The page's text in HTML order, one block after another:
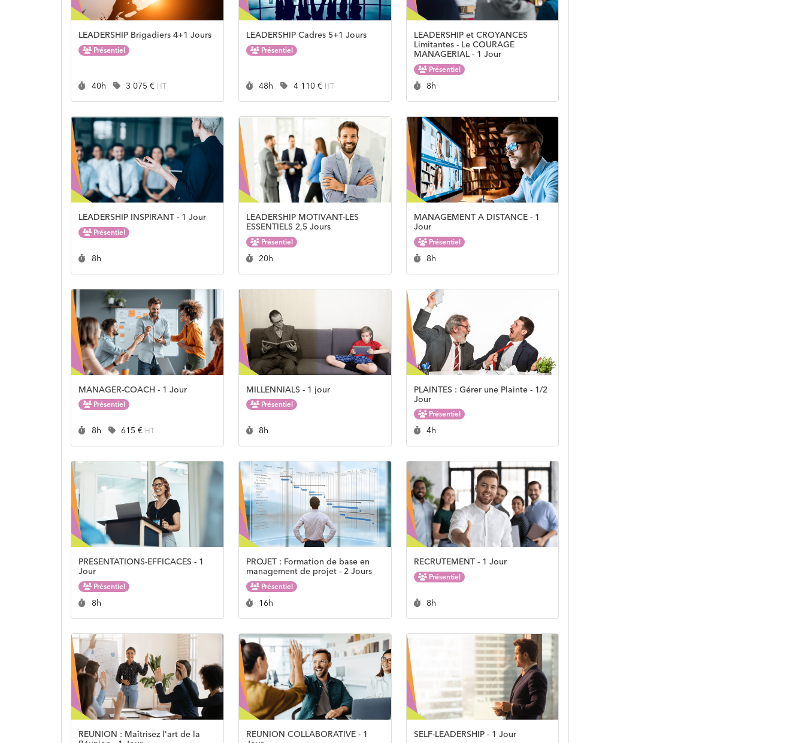
LEADERSHIP Brigadiers 4+1 Jours
Présentiel
Durée :
40h Prix :
3 075 € HT
LEADERSHIP Cadres 5+1 Jours
Présentiel
Durée :
48h Prix :
4 110 € HT
LEADERSHIP et CROYANCES
Limitantes - Le COURAGE
MANAGERIAL - 1 Jour
Présentiel
Durée :
8h
LEADERSHIP INSPIRANT - 1 Jour
Présentiel
Durée :
8h
LEADERSHIP MOTIVANT-LES
ESSENTIELS 2,5 Jours
Présentiel
Durée :
20h
MANAGEMENT A DISTANCE - 1
Jour
Présentiel
Durée :
8h
MANAGER-COACH - 1 Jour
Présentiel
Durée :
8h Prix :
615 € HT
MILLENNIALS - 1 jour
Présentiel
Durée :
8h
PLAINTES : Gérer une Plainte - 1/2
Jour
Présentiel
Durée :
4h
PRESENTATIONS-EFFICACES - 1
Jour
Présentiel
Durée :
8h
PROJET : Formation de base en
management de projet - 2 Jours
Présentiel
Durée :
16h
RECRUTEMENT - 1 Jour
Présentiel
Durée :
8h
REUNION : Maîtrisez l'art de la
REUNION COLLABORATIVE - 1
SELF-LEADERSHIP - 1 Jour